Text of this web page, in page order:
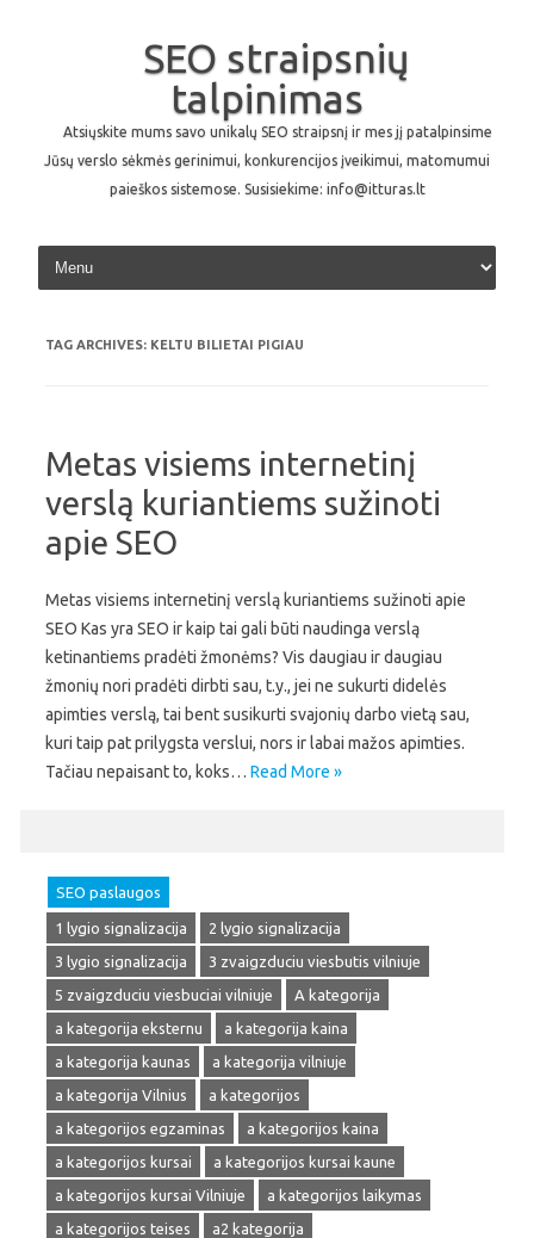
SEO straipsnių
talpinimas
Atsiųskite mums savo unikalų SEO straipsnį ir mes jį patalpinsime
Jūsų verslo sėkmės gerinimui, konkurencijos įveikimui, matomumui
paieškos sistemose. Susisiekime: info@itturas.lt
Skip to content
TAG ARCHIVES: KELTU BILIETAI PIGIAU
Metas visiems internetinį
verslą kuriantiems sužinoti
apie SEO
Metas visiems internetinį verslą kuriantiems sužinoti apie
SEO Kas yra SEO ir kaip tai gali būti naudinga verslą
ketinantiems pradėti žmonėms? Vis daugiau ir daugiau
žmonių nori pradėti dirbti sau, t.y., jei ne sukurti didelės
apimties verslą, tai bent susikurti svajonių darbo vietą sau,
kuri taip pat prilygsta verslui, nors ir labai mažos apimties.
Tačiau nepaisant to, koks… Read More »
SEO paslaugos
1 lygio signalizacija
2 lygio signalizacija
3 lygio signalizacija
3 zvaigzduciu viesbutis vilniuje
5 zvaigzduciu viesbuciai vilniuje
A kategorija
a kategorija eksternu
a kategorija kaina
a kategorija kaunas
a kategorija vilniuje
a kategorija Vilnius
a kategorijos
a kategorijos egzaminas
a kategorijos kaina
a kategorijos kursai
a kategorijos kursai kaune
a kategorijos kursai Vilniuje
a kategorijos laikymas
a kategorijos teises
a2 kategorija